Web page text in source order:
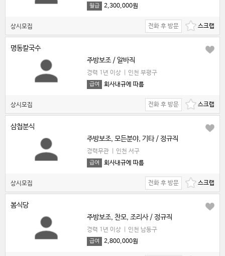
월급 2,300,000원
상시모집 전화 후 방문
명동칼국수
주방보조 / 알바직
경력 1년 이상 인천 부평구
급여 회사내규에 따름
상시모집 전화 후 방문
삼첩분식
주방보조, 모든분야, 기타 / 정규직
경력무관 인천 서구
급여 회사내규에 따름
상시모집 전화 후 방문
봄식당
주방보조, 찬모, 조리사 / 정규직
경력 1년 이상 인천 남동구
급여 2,800,000원